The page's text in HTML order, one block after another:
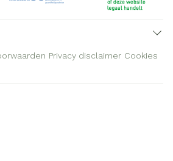
Privacy disclaimer Cookies